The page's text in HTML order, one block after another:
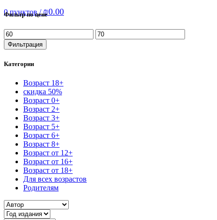
0пунктов / ₪0.00
Фильтр по цене
Минимальная
цена
Максимальная
цена
Фильтрация
Категории
Возраст 18+
скидка 50%
Возраст 0+
Возраст 2+
Возраст 3+
Возраст 5+
Возраст 6+
Возраст 8+
Возраст от 12+
Возраст от 16+
Возраст от 18+
Для всех возрастов
Родителям